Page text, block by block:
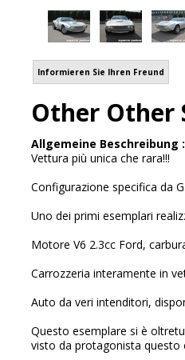
Informieren Sie Ihren Freund
Other Other
Allgemeine Beschreibung :
Vettura più unica che rara!!!
Configurazione specifica da
Uno dei primi esemplari
Motore V6 2.3cc Ford,
Carrozzeria interamente in
Auto da veri intenditori,
Questo esemplare si è
visto da protagonista questo